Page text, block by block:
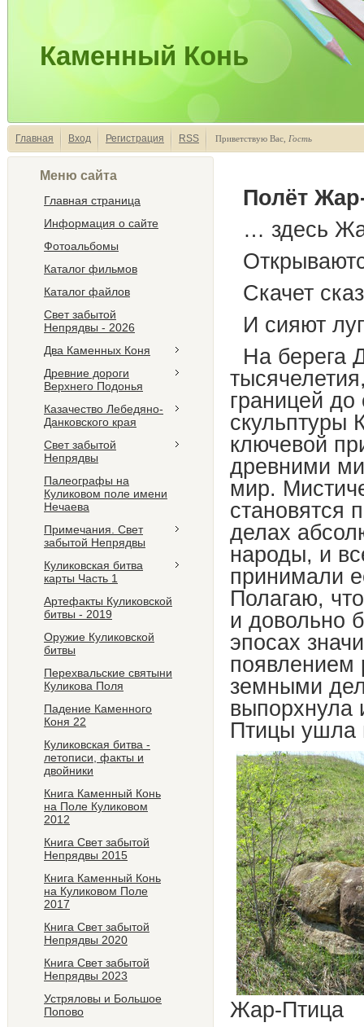
Каменный Конь
Главная Вход Регистрация RSS Приветствую Вас Гость
Меню сайта
Главная страница
Информация о сайте
Фотоальбомы
Каталог фильмов
Каталог файлов
Свет забытой
Непрядвы - 2026
Два Каменных Коня
Древние дороги
Верхнего Подонья
Казачество Лебедяно-
Данковского края
Свет забытой
Непрядвы
Палеографы на
Куликовом поле имени
Нечаева
Примечания. Свет
забытой Непрядвы
Куликовская битва
карты Часть 1
Артефакты Куликовской
битвы - 2019
Оружие Куликовской
битвы
Перехвальские святыни
Куликова Поля
Падение Каменного
Коня 22
Куликовская битва -
летописи, факты и
двойники
Книга Каменный Конь
на Поле Куликовом
2012
Книга Свет забытой
Непрядвы 2015
Книга Каменный Конь
на Куликовом Поле
2017
Книга Свет забытой
Непрядвы 2020
Книга Свет забытой
Непрядвы 2023
Устряловы и Большое
Попово
Полёт
… здесь
Скачет
И сияют
На берега
границей
скульптуры
ключевой
древними
мир.
становятся
делах
народы, и
принимали
Полагаю,
и довольно
эпосах
появлением
земными
выпорхнула
Птицы ушла
Жар-Птица